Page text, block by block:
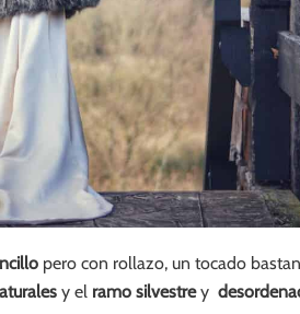
pero con rollazo, un tocado
y elramo silvestrey